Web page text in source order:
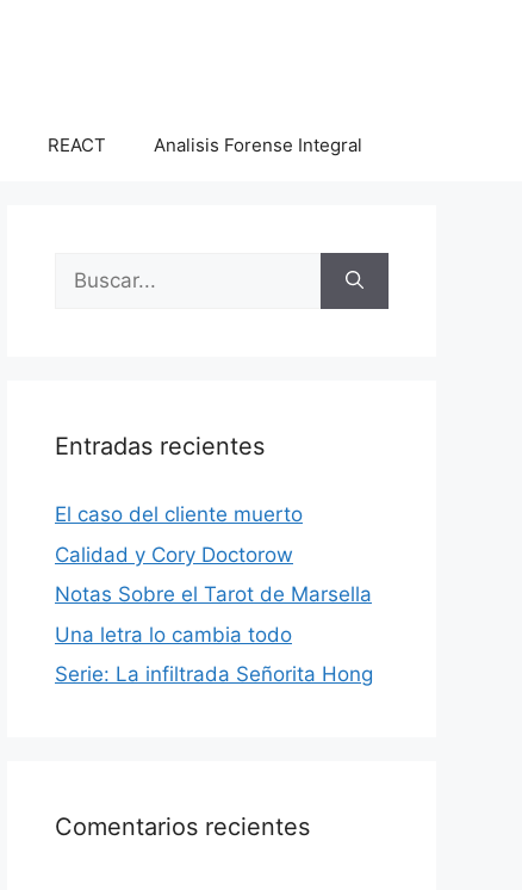
REACT Analisis Forense Integral
Buscar:
Entradas recientes
El caso del cliente muerto
Calidad y Cory Doctorow
Notas Sobre el Tarot de Marsella
Una letra lo cambia todo
Serie: La infiltrada Señorita Hong
Comentarios recientes